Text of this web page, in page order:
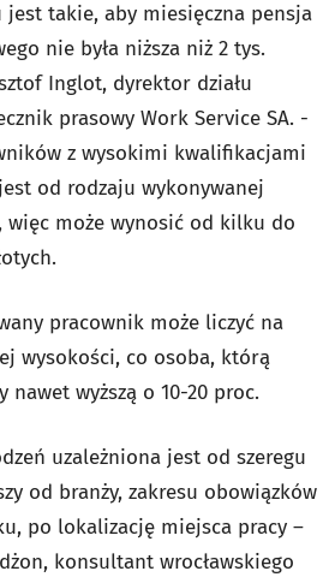
jest takie, aby miesięczna pensja
nie była niższa niż 2 tys.
Inglot, dyrektor działu
prasowy Work Service SA. -
z wysokimi kwalifikacjami
od rodzaju wykonywanej
może wynosić od kilku do
pracownik może liczyć na
wysokości, co osoba, którą
wyższą o 10-20 proc.
uzależniona jest od szeregu
od branży, zakresu obowiązków
po lokalizację miejsca pracy –
konsultant wrocławskiego